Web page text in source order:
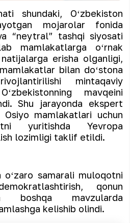
shundaki, Oʻzbekiston
mojarolar fonida
“neytral” tashqi siyosati
mamlakatlarga oʻrnak
erisha olganligi,
bilan doʻstona
mintaqaviy
mavqeini
Shu jarayonda ekspert
mamlakatlari uchun
yuritishda Yevropa
lozimligi taklif etildi.
oʻzaro samarali muloqotni
qonun
boshqa mavzularda
kelishib olindi.